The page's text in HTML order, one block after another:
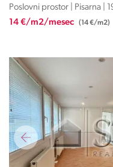
Poslovni prostor | Pisarna |
14 €/m2/mesec (14 €/m2)